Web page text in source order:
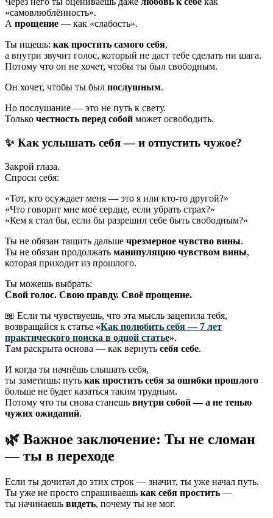
«самовлюблённость».
А прощение — как «слабость».
Ты ищешь: как простить самого себя,
а внутри звучит голос, который не даст тебе сделать ни шага.
Потому что он не хочет, чтобы ты был свободным.
Он хочет, чтобы ты был послушным.
Но послушание — это не путь к свету.
Только честность перед собой может освободить.
✨ Как услышать себя — и отпустить чужое?
Закрой глаза.
Спроси себя:
«Тот, кто осуждает меня — это я или кто-то другой?»
«Что говорит мне моё сердце, если убрать страх?»
«Кем я стал бы, если бы разрешил себе быть свободным?»
Ты не обязан тащить дальше чрезмерное чувство вины.
Ты не обязан продолжать манипуляцию чувством вины,
которая приходит из прошлого.
Ты можешь выбрать:
Свой голос. Свою правду. Своё прощение.
📖 Если ты чувствуешь, что эта мысль зацепила тебя,
возвращайся к статье «Как полюбить себя — 7 лет
практического поиска в одной статье».
Там раскрыта основа — как вернуть себя себе.
И когда ты начнёшь слышать себя,
ты заметишь: путь как простить себя за ошибки прошлого
больше не будет казаться таким трудным.
Потому что ты снова станешь внутри собой — а не тенью
чужих ожиданий.
🌿 Важное заключение: Ты не сломан
— ты в переходе
Если ты дочитал до этих строк — значит, ты уже начал путь.
Ты уже не просто спрашиваешь как себя простить —
ты начинаешь видеть, почему ты не мог.